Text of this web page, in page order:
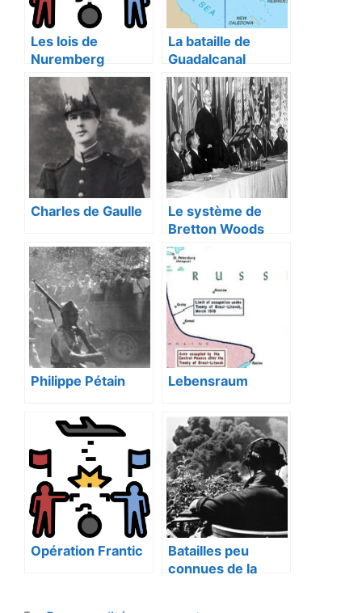
Les lois de
Nuremberg
La bataille de
Guadalcanal
Charles de Gaulle
Le système de
Bretton Woods
Philippe Pétain Lebensraum
Opération Frantic
Batailles peu
connues de la